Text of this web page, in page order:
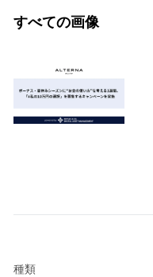
すべての画像
種類